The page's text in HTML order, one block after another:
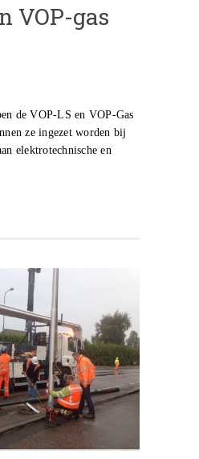
VOP-gas
de VOP-LS en VOP-Gas
ze ingezet worden bij
elektrotechnische en